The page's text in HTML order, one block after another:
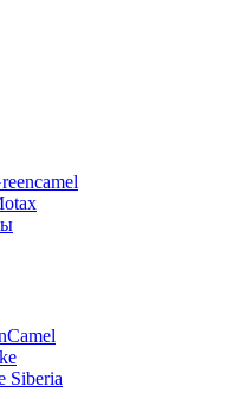
Siberia